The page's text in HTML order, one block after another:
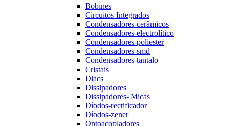
Bobines
Circuitos Integrados
Condensadores-cerâmicos
Condensadores-electrolítico
Condensadores-poliester
Condensadores-smd
Condensadores-tantalo
Cristais
Diacs
Dissipadores
Dissipadores- Micas
Díodos-rectificador
Díodos-zener
Optoacopladores